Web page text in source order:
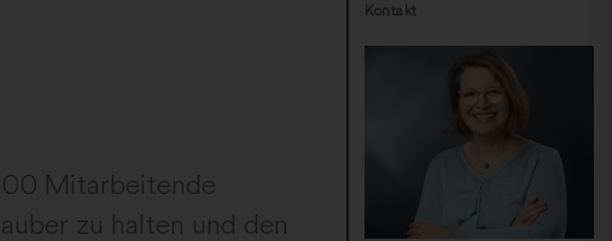
Mitarbeitende
zu halten und den
Kontakt